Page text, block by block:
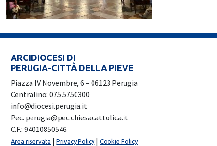
ARCIDIOCESI DI
PERUGIA-CITTÀ DELLA PIEVE
Piazza IV Novembre, 6 – 06123 Perugia
Centralino: 075 5750300
info@diocesi.perugia.it
Pec: perugia@pec.chiesacattolica.it
C.F.: 94010850546
Area riservata |Privacy Policy |Cookie Policy